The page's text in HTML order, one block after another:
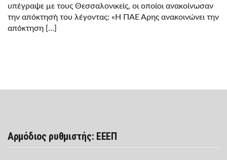
υπέγραψε με τους Θεσσαλονικείς, οι οποίοι ανακοίνωσαν
την απόκτησή του λέγοντας: «Η ΠΑΕ Άρης ανακοινώνει την
απόκτηση […]
Αρμόδιος ρυθμιστής: ΕΕΕΠ